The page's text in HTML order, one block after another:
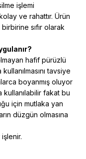
işlemi
ve rahattır. Ürün
sıfır olarak
hafif pürüzlü
tavsiye
boyanmış oluyor
fakat bu
için mutlaka yan
düzgün olmasına